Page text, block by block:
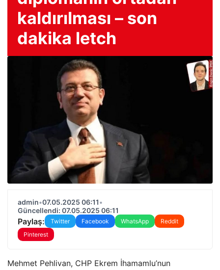
kaldırılması – son
dakika letch
admin•07.05.2025 06:11•
Güncellendi: 07.05.2025 06:11
Paylaş: Twitter Facebook WhatsApp
Reddit
Pinterest
Mehmet Pehlivan, CHP Ekrem İhamamlu’nun